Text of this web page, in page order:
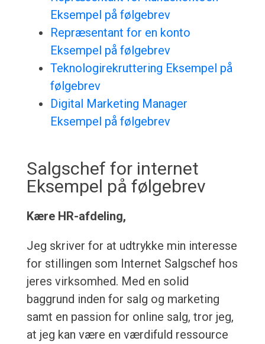
Eksempel på følgebrev
Repræsentant for en konto
Eksempel på følgebrev
Teknologirekruttering Eksempel på
følgebrev
Digital Marketing Manager
Eksempel på følgebrev
Salgschef for internet
Eksempel på følgebrev
Kære HR-afdeling,
Jeg skriver for at udtrykke min interesse
for stillingen som Internet Salgschef hos
jeres virksomhed. Med en solid
baggrund inden for salg og marketing
samt en passion for online salg, tror jeg,
at jeg kan være en værdifuld ressource